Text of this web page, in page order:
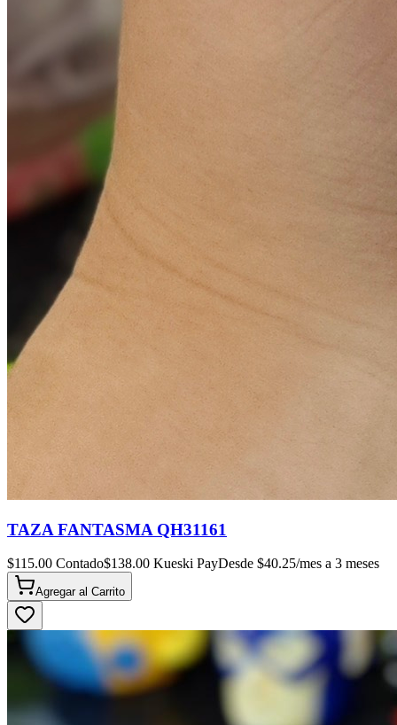
TAZA FANTASMA QH31161
$115.00 Contado$138.00 Kueski PayDesde $40.25/mes a 3 meses
Agregar al Carrito